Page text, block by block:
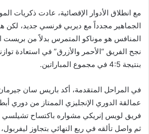
مع انطلاق الأدوار الإقصائية، عادت ذكريات
الجماهير مجدداً مع ديربي فرنسي جديد، لكن
المنافس هو موناكو المتمرس بدلاً من
نجح الفريق “الأحمر والأزرق” في استعادة
بنتيجة 4:5 في مجموع المباراتين.
في المراحل المتقدمة، أكد باريس سان
عمالقة الدوري الإنجليزي الممتاز من دوري
ثم واصل تألقه في ربع النهائي بتجاوز